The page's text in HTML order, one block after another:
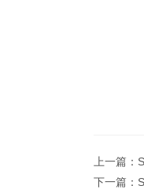
上一篇：
下一篇：